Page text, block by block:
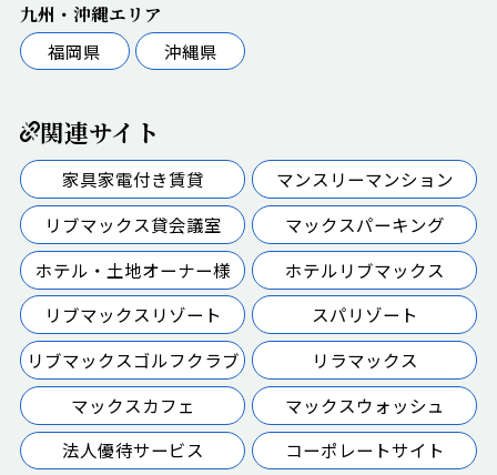
九州・沖縄エリア
福岡県
沖縄県
関連サイト
家具家電付き賃貸
マンスリーマンション
リブマックス貸会議室
マックスパーキング
ホテル・土地オーナー様
ホテルリブマックス
リブマックスリゾート
スパリゾート
リブマックスゴルフクラブ
リラマックス
マックスカフェ
マックスウォッシュ
法人優待サービス
コーポレートサイト